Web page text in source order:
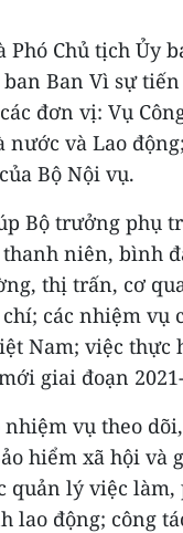
Phó Chủ tịch Ủy
Ban Vì sự
đơn vị: Vụ
nước và Lao
Bộ Nội vụ.
Bộ trưởng phụ
niên, bình
thị trấn, cơ
các nhiệm vụ
Nam; việc
giai đoạn
nhiệm vụ theo
hiểm xã hội và
quản lý việc
lao động; công